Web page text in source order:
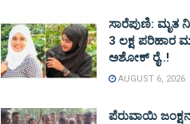
ಸಾರೆಪುಣಿ: ಮೃತ
3 ಲಕ್ಷ ಪರಿಹಾರ
ಅಶೋಕ್ ರೈ..!
AUGUST 6, 2026
ಪೆರುವಾಯಿ